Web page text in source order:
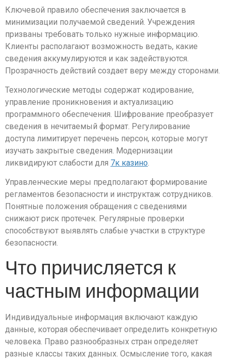
Ключевой правило обеспечения заключается в
минимизации получаемой сведений. Учреждения
призваны требовать только нужные информацию.
Клиенты располагают возможность ведать, какие
сведения аккумулируются и как задействуются.
Прозрачность действий создает веру между сторонами.
Технологические методы содержат кодирование,
управление проникновения и актуализацию
программного обеспечения. Шифрование преобразует
сведения в нечитаемый формат. Регулирование
доступа лимитирует перечень персон, которые могут
изучать закрытые сведения. Модернизации
ликвидируют слабости для 7к казино.
Управленческие меры предполагают формирование
регламентов безопасности и инструктаж сотрудников.
Понятные положения обращения с сведениями
снижают риск протечек. Регулярные проверки
способствуют выявлять слабые участки в структуре
безопасности.
Что причисляется к
частным информации
Индивидуальные информация включают каждую
данные, которая обеспечивает определить конкретную
человека. Право разнообразных стран определяет
разные классы таких данных. Осмысление того, какая